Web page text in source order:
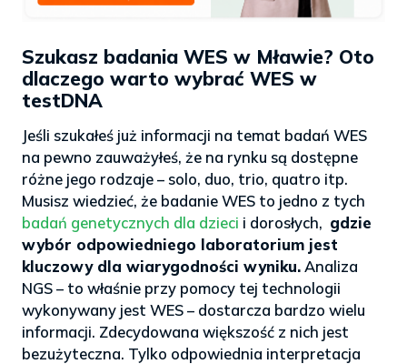
Szukasz badania WES w Mławie? Oto
dlaczego warto wybrać WES w
testDNA
Jeśli szukałeś już informacji na temat badań WES
na pewno zauważyłeś, że na rynku są dostępne
różne jego rodzaje – solo, duo, trio, quatro itp.
Musisz wiedzieć, że badanie WES to jedno z tych
badań genetycznych dla dzieci i dorosłych, gdzie
wybór odpowiedniego laboratorium jest
kluczowy dla wiarygodności wyniku.Analiza
NGS – to właśnie przy pomocy tej technologii
wykonywany jest WES – dostarcza bardzo wielu
informacji. Zdecydowana większość z nich jest
bezużyteczna. Tylko odpowiednia interpretacja